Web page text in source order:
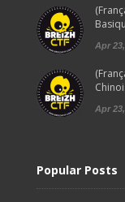
Apr
Apr
Popular Posts